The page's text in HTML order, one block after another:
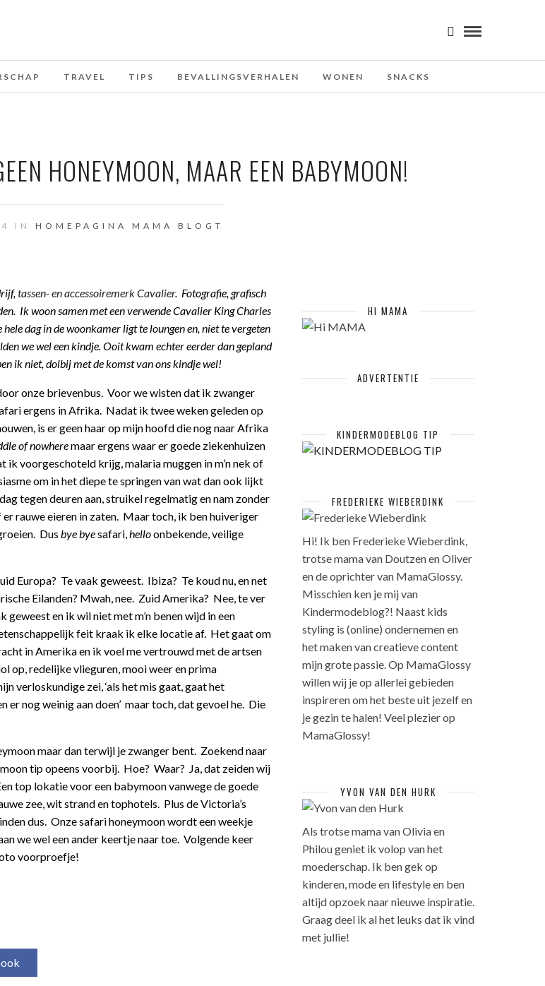
TRAVEL TIPS BEVALLINGSVERHALEN WONEN SNACKS
HONEYMOON, MAAR EEN BABYMOON!
IN HOMEPAGINA MAMA BLOGT
tassen- en accessoiremerk Cavalier. Fotografie, grafisch
Ik woon samen met een verwende Cavalier King Charles
dag in de woonkamer ligt te loungen en, niet te vergeten
we wel een kindje. Ooit kwam echter eerder dan gepland
ik niet, dolbij met de komst van ons kindje wel!
onze brievenbus. Voor we wisten dat ik zwanger
ergens in Afrika. Nadat ik twee weken geleden op
is er geen haar op mijn hoofd die nog naar Afrika
of nowheremaar ergens waar er goede ziekenhuizen
ik voorgeschoteld krijg, malaria muggen in m’n nek of
om in het diepe te springen van wat dan ook lijkt
tegen deuren aan, struikel regelmatig en nam zonder
rauwe eieren in zaten. Maar toch, ik ben huiveriger
Dus bye byesafari,helloonbekende, veilige
Europa? Te vaak geweest. Ibiza? Te koud nu, en net
Eilanden? Mwah, nee. Zuid Amerika? Nee, te ver
en ik wil niet met m’n benen wijd in een
feit kraak ik elke locatie af. Het gaat om
in Amerika en ik voel me vertrouwd met de artsen
op, redelijke vlieguren, mooi weer en prima
verloskundige zei, ‘als het mis gaat, gaat het
nog weinig aan doen’ maar toch, dat gevoel he. Die
maar dan terwijl je zwanger bent. Zoekend naar
tip opeens voorbij. Hoe? Waar? Ja, dat zeiden wij
top lokatie voor een babymoon vanwege de goede
zee, wit strand en tophotels. Plus de Victoria’s
dus. Onze safari honeymoon wordt een weekje
we wel een ander keertje naar toe. Volgende keer
voorproefje!
HI MAMA
ADVERTENTIE
KINDERMODEBLOG TIP
FREDERIEKE WIEBERDINK
Hi! Ik ben Frederieke Wieberdink,
trotse mama van Doutzen en Oliver
en de oprichter van MamaGlossy.
Misschien ken je mij van
Kindermodeblog?! Naast kids
styling is (online) ondernemen en
het maken van creatieve content
mijn grote passie. Op MamaGlossy
willen wij je op allerlei gebieden
inspireren om het beste uit jezelf en
je gezin te halen! Veel plezier op
MamaGlossy!
YVON VAN DEN HURK
Als trotse mama van Olivia en
Philou geniet ik volop van het
moederschap. Ik ben gek op
kinderen, mode en lifestyle en ben
altijd opzoek naar nieuwe inspiratie.
Graag deel ik al het leuks dat ik vind
met jullie!